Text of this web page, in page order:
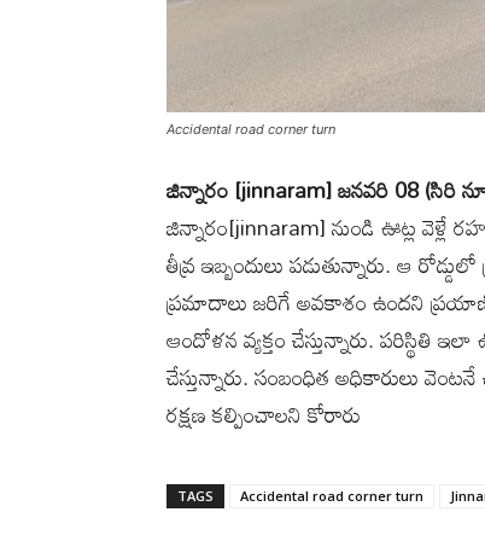
Accidental road corner turn
జిన్నారం [jinnaram] జనవరి 08 (సిరి
జిన్నారం[jinnaram] నుండి ఊట్ల వెళ్లే
తీవ్ర ఇబ్బందులు పడుతున్నారు. ఆ
ప్రమాదాలు జరిగే అవకాశం ఉందని
ఆందోళన వ్యక్తం చేస్తున్నారు. పరిస్థితి
చేస్తున్నారు. సంబంధిత అధికారులు
రక్షణ కల్పించాలని కోరారు
TAGS Accidental road corner turn